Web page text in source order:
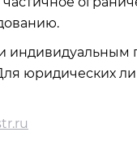
индивидуальным
юридических